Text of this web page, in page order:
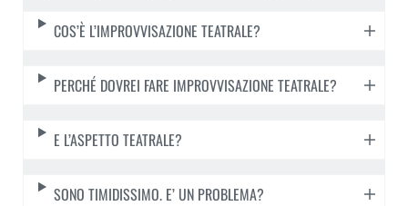
COS’È L’IMPROVVISAZIONE TEATRALE?
PERCHÉ DOVREI FARE IMPROVVISAZIONE TEATRALE?
E L’ASPETTO TEATRALE?
SONO TIMIDISSIMO. E’ UN PROBLEMA?